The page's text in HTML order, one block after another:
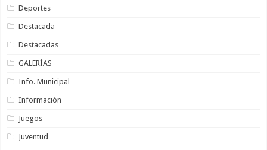
Deportes
Destacada
Destacadas
GALERÍAS
Info. Municipal
Información
Juegos
Juventud